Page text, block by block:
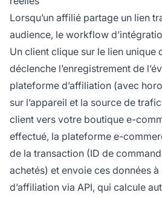
Lorsqu’un affilié partage un lien
audience, le workflow
Un client clique sur le lien unique
déclenche l’enregistrement de
plateforme d’affiliation (avec
sur l’appareil et la source de
client vers votre boutique e-
effectué, la plateforme e-
de la transaction (ID de
achetés) et envoie ces données
d’affiliation via API, qui calcule